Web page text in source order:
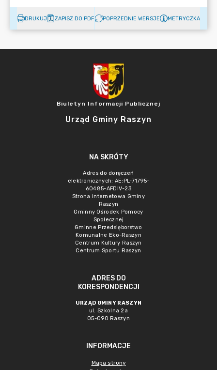
DRUKUJ ZAPISZ DO PDF POPRZEDNIE WERSJE METRYCZKA
Biuletyn Informacji Publicznej
Urząd Gminy Raszyn
NA SKRÓTY
Adres do doręczeń
elektronicznych: AE:PL-71795-
60485-AFDIV-23
Strona internetowa Gminy
Raszyn
Gminny Ośrodek Pomocy
Społecznej
Gminne Przedsięborstwo
Komunalne Eko-Raszyn
Centrum Kultury Raszyn
Centrum Sportu Raszyn
ADRES DO
KORESPONDENCJI
URZĄD GMINY RASZYN
ul. Szkolna 2a
05-090 Raszyn
INFORMACJE
Mapa strony